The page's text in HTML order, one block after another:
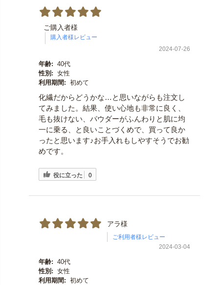
ご購入者様
2024-07-26
年齢: 40代
性別: 女性
利用期間: 初めて
化繊だからどうかな…と思いながらも注文し
てみました。結果、使い心地も非常に良く、
毛も抜けない、パウダーがふんわりと肌に均
一に乗る、と良いことづくめで、買って良か
ったと思います♪お手入れもしやすそうでお勧
めです。
役に立った 0
アラ様
ご利用者様レビュー
2024-03-04
年齢: 40代
性別: 女性
利用期間: 初めて